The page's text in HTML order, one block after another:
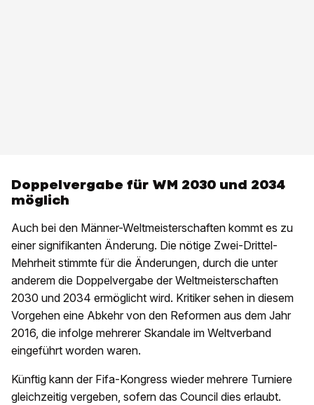
Doppelvergabe für WM 2030 und 2034
möglich
Auch bei den Männer-Weltmeisterschaften kommt es zu
einer signifikanten Änderung. Die nötige Zwei-Drittel-
Mehrheit stimmte für die Änderungen, durch die unter
anderem die Doppelvergabe der Weltmeisterschaften
2030 und 2034 ermöglicht wird. Kritiker sehen in diesem
Vorgehen eine Abkehr von den Reformen aus dem Jahr
2016, die infolge mehrerer Skandale im Weltverband
eingeführt worden waren.
Künftig kann der Fifa-Kongress wieder mehrere Turniere
gleichzeitig vergeben, sofern das Council dies erlaubt.